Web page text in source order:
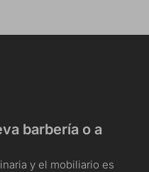
barbería o a
y el mobiliario es